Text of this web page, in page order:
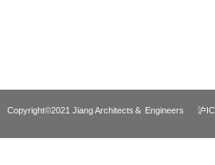
Copyright©2021 Jiang Architects＆ Engineers